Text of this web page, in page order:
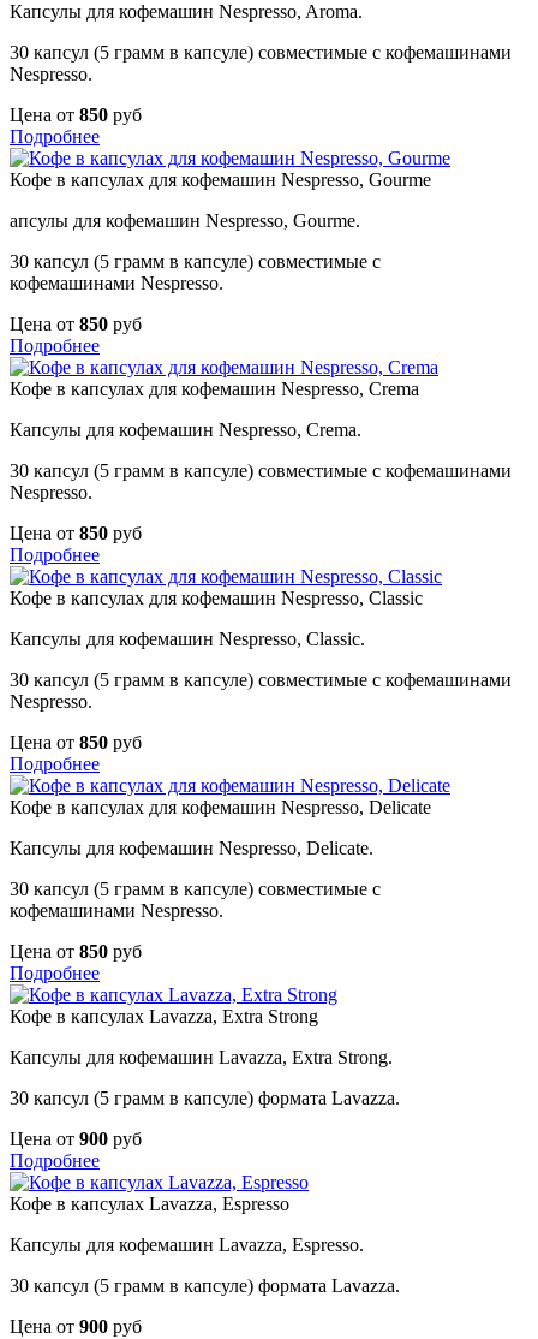
Капсулы для кофемашин Nespresso, Aroma.
30 капсул (5 грамм в капсуле) совместимые с кофемашинами
Nespresso.
Цена от 850 руб
Подробнее
Кофе в капсулах для кофемашин Nespresso, Gourme
апсулы для кофемашин Nespresso, Gourme.
30 капсул (5 грамм в капсуле) совместимые с
кофемашинами Nespresso.
Цена от 850 руб
Подробнее
Кофе в капсулах для кофемашин Nespresso, Crema
Капсулы для кофемашин Nespresso, Crema.
30 капсул (5 грамм в капсуле) совместимые с кофемашинами
Nespresso.
Цена от 850 руб
Подробнее
Кофе в капсулах для кофемашин Nespresso, Classic
Капсулы для кофемашин Nespresso, Classic.
30 капсул (5 грамм в капсуле) совместимые с кофемашинами
Nespresso.
Цена от 850 руб
Подробнее
Кофе в капсулах для кофемашин Nespresso, Delicate
Капсулы для кофемашин Nespresso, Delicate.
30 капсул (5 грамм в капсуле) совместимые с
кофемашинами Nespresso.
Цена от 850 руб
Подробнее
Кофе в капсулах Lavazza, Extra Strong
Капсулы для кофемашин Lavazza, Extra Strong.
30 капсул (5 грамм в капсуле) формата Lavazza.
Цена от 900 руб
Подробнее
Кофе в капсулах Lavazza, Espresso
Капсулы для кофемашин Lavazza, Espresso.
30 капсул (5 грамм в капсуле) формата Lavazza.
Цена от 900 руб